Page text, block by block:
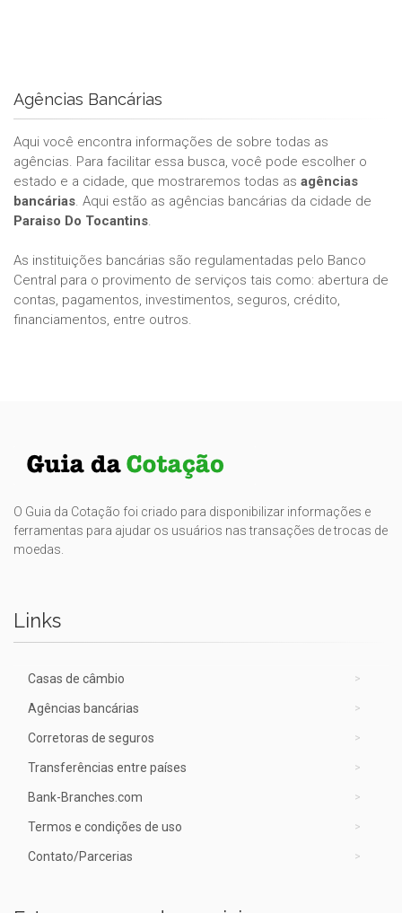
Agências Bancárias
Aqui você encontra informações de sobre todas as
agências. Para facilitar essa busca, você pode escolher o
estado e a cidade, que mostraremos todas as agências
bancárias. Aqui estão as agências bancárias da cidade de
Paraiso Do Tocantins.
As instituições bancárias são regulamentadas pelo Banco
Central para o provimento de serviços tais como: abertura de
contas, pagamentos, investimentos, seguros, crédito,
financiamentos, entre outros.
O Guia da Cotação foi criado para disponibilizar informações e
ferramentas para ajudar os usuários nas transações de trocas de
moedas.
Links
Casas de câmbio
Agências bancárias
Corretoras de seguros
Transferências entre países
Bank-Branches.com
Termos e condições de uso
Contato/Parcerias